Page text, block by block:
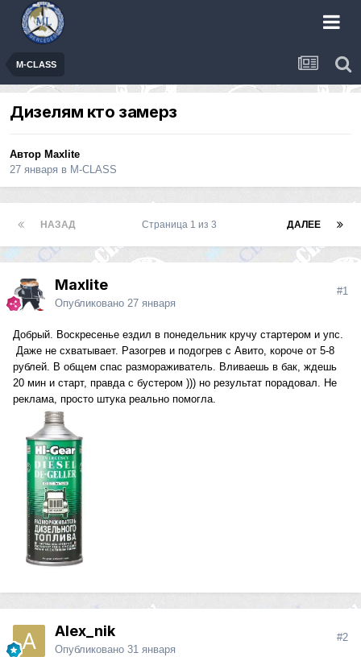
M-CLASS
Дизелям кто замерз
Автор Maxlite
27 января в M-CLASS
НАЗАД ДАЛЕЕ
Страница 1 из 3
Maxlite
Опубликовано 27 января
#1
Добрый. Воскресенье ездил в понедельник кручу стартером и упс.
Даже не схватывает. Разогрев и подогрев с Авито, короче от 5-8
рублей. В общем спас размораживатель. Вливаешь в бак, ждешь
20 мин и старт, правда с бустером ))) но результат порадовал. Не
реклама, просто штука реально помогла.
Alex_nik
Опубликовано 31 января
#2